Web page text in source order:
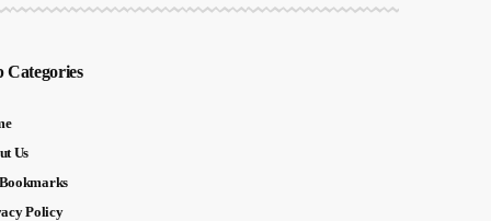
Categories
Us
Policy